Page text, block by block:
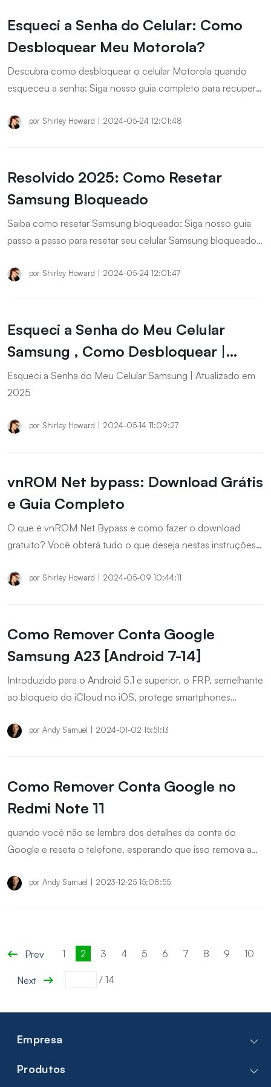
Esqueci a Senha do Celular: Como
Desbloquear Meu Motorola?
Descubra como desbloquear o celular Motorola quando
esqueceu a senha: Siga nosso guia completo para recuperar
eficazes, como o uso da Conta Google, o Modo de
por Shirley Howard 2024-05-24 12:01:48
Resolvido 2025: Como Resetar
Samsung Bloqueado
Saiba como resetar Samsung bloqueado: Siga nosso guia
passo a passo para resetar seu celular Samsung bloqueado
de Recuperação e o Find My Mobile para restaurar seu
por Shirley Howard 2024-05-24 12:01:47
Esqueci a Senha do Meu Celular
Samsung , Como Desbloquear |
Atualizado em 2025
Esqueci a Senha do Meu Celular Samsung | Atualizado em
2025
por Shirley Howard 2024-05-14 11:09:27
vnROM Net bypass: Download Grátis
e Guia Completo
O que é vnROM Net Bypass e como fazer o download
gratuito? Você obterá tudo o que deseja nestas instruções
Android 7/10/11/12/13 e Samsung/Motorola/Huawei/Vivo,
por Shirley Howard 2024-05-09 10:44:11
Como Remover Conta Google
Samsung A23 [Android 7-14]
Introduzido para o Android 5.1 e superior, o FRP, semelhante
ao bloqueio do iCloud no iOS, protege smartphones
você esqueceu a senha da sua conta do Google no
por Andy Samuel 2024-01-02 15:51:13
Como Remover Conta Google no
Redmi Note 11
quando você não se lembra dos detalhes da conta do
Google e reseta o telefone, esperando que isso remova a
que você acaba ativando o bloqueio FRP tecnicamente, o
por Andy Samuel 2023-12-25 15:08:55
Prev 1 2 3 4 5 6 7 8 9 10
Next / 14
Empresa
Produtos